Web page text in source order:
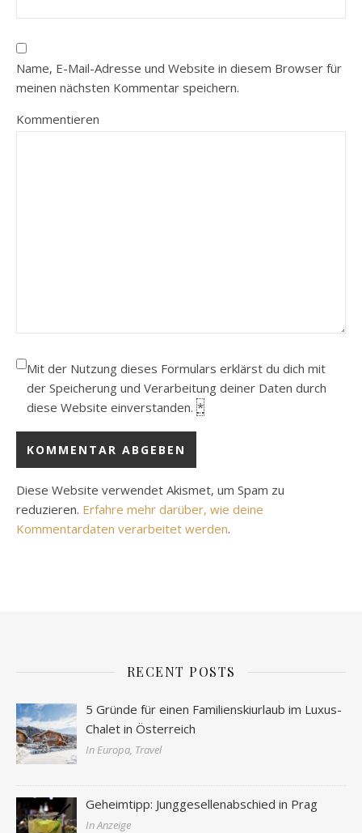
Name, E-Mail-Adresse und Website in diesem Browser für
meinen nächsten Kommentar speichern.
Kommentieren
Mit der Nutzung dieses Formulars erklärst du dich mit
der Speicherung und Verarbeitung deiner Daten durch
diese Website einverstanden. *
Diese Website verwendet Akismet, um Spam zu
reduzieren. Erfahre mehr darüber, wie deine
Kommentardaten verarbeitet werden.
RECENT POSTS
5 Gründe für einen Familienskiurlaub im Luxus-
Chalet in Österreich
In Europa, Travel
Geheimtipp: Junggesellenabschied in Prag
In Anzeige